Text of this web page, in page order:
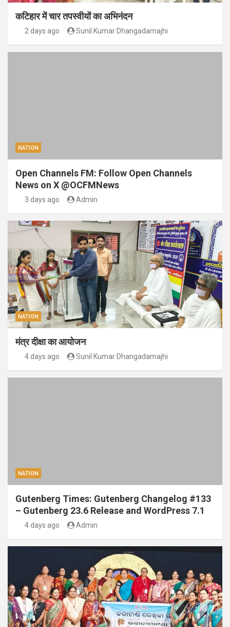
कटिहार में चार तपस्वीयों का अभिनंदन
2 days ago Sunil Kumar Dhangadamajhi
NATION
Open Channels FM: Follow Open Channels
News on X @OCFMNews
3 days ago Admin
NATION
मंत्र दीक्षा का आयोजन
4 days ago Sunil Kumar Dhangadamajhi
NATION
Gutenberg Times: Gutenberg Changelog #133
– Gutenberg 23.6 Release and WordPress 7.1
4 days ago Admin